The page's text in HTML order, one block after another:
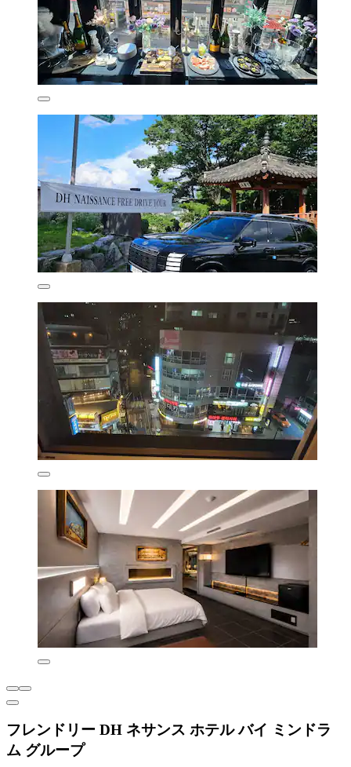
フレンドリー DH ネサンス ホテル バイ ミンドラ
ム グループ